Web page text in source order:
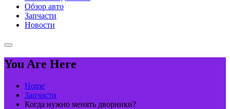
Обзор авто
Запчасти
Новости
You Are Here
Home
Запчасти
Когда нужно менять дворники?